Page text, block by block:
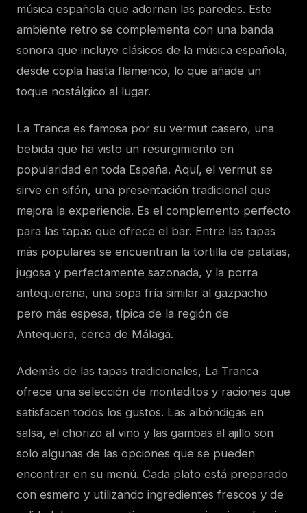
música española que adornan las paredes. Este
ambiente retro se complementa con una banda
sonora que incluye clásicos de la música española,
desde copla hasta flamenco, lo que añade un
toque nostálgico al lugar.
La Tranca es famosa por su vermut casero, una
bebida que ha visto un resurgimiento en
popularidad en toda España. Aquí, el vermut se
sirve en sifón, una presentación tradicional que
mejora la experiencia. Es el complemento perfecto
para las tapas que ofrece el bar. Entre las tapas
más populares se encuentran la tortilla de patatas,
jugosa y perfectamente sazonada, y la porra
antequerana, una sopa fría similar al gazpacho
pero más espesa, típica de la región de
Antequera, cerca de Málaga.
Además de las tapas tradicionales, La Tranca
ofrece una selección de montaditos y raciones que
satisfacen todos los gustos. Las albóndigas en
salsa, el chorizo al vino y las gambas al ajillo son
solo algunas de las opciones que se pueden
encontrar en su menú. Cada plato está preparado
con esmero y utilizando ingredientes frescos y de